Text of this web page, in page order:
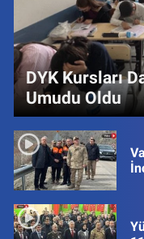
DYK Kursları
Umudu Oldu